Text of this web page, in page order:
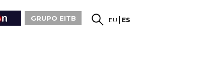
GRUPO EITB EU ES